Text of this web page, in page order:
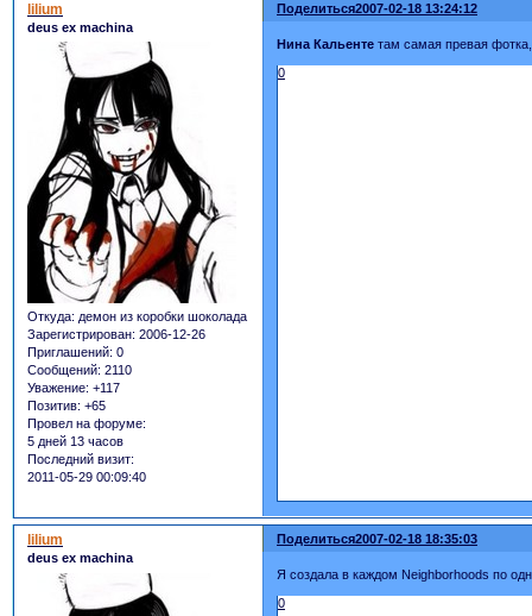
Поделиться2007-02-18 13:24:12
lilium
deus ex machina
Откуда: демон из коробки шоколада
Зарегистрирован: 2006-12-26
Приглашений: 0
Сообщений: 2110
Уважение: +117
Позитив: +65
Провел на форуме:
5 дней 13 часов
Последний визит:
2011-05-29 00:09:40
Нина Кальенте там самая превая
0
Поделиться2007-02-18 18:35:03
lilium
deus ex machina
Я создала в каждом Neighborhoods по
0